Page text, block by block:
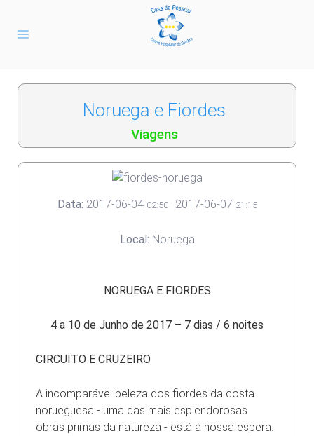
Noruega e Fiordes
Viagens
Data: 2017-06-04 02:50- 2017-06-07 21:15
Local: Noruega
NORUEGA E FIORDES
4 a 10 de Junho de 2017 – 7 dias / 6 noites
CIRCUITO E CRUZEIRO
A incomparável beleza dos fiordes da costa
norueguesa - uma das mais esplendorosas
obras primas da natureza - está à nossa espera.